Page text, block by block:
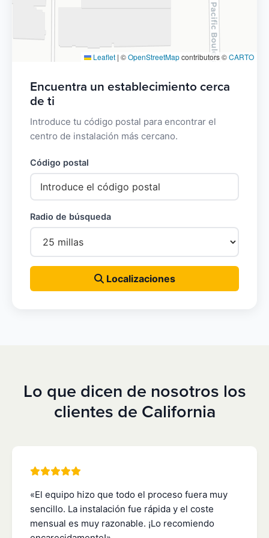
Leaflet | ©OpenStreetMapcontributors ©CARTO
Encuentra un establecimiento cerca
de ti
Introduce tu código postal para encontrar el
centro de instalación más cercano.
Código postal
Radio de búsqueda
Localizaciones
Lo que dicen de nosotros los
clientes de California
«El equipo hizo que todo el proceso fuera muy
sencillo. La instalación fue rápida y el coste
mensual es muy razonable. ¡Lo recomiendo